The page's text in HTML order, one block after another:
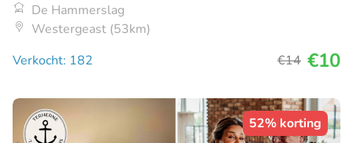
De Hammerslag
Westergeast (53km)
Verkocht: 182
€14 €10
52% korting